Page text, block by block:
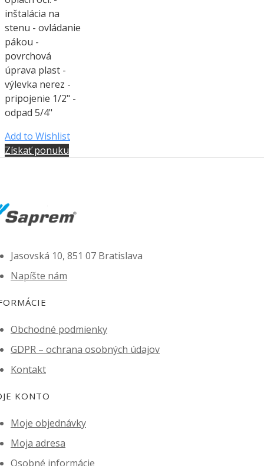
inštalácia na
stenu - ovládanie
pákou -
povrchová
úprava plast -
výlevka nerez -
pripojenie 1/2" -
odpad 5/4"
Add to Wishlist
Získať ponuku
Jasovská 10, 851 07 Bratislava
Napíšte nám
Obchodné podmienky
GDPR – ochrana osobných údajov
Kontakt
KONTO
Moje objednávky
Moja adresa
Osobné informácie